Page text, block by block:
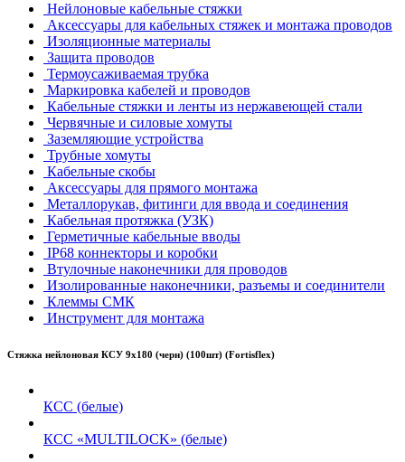
Нейлоновые кабельные стяжки
Аксессуары для кабельных стяжек и монтажа проводов
Изоляционные материалы
Защита проводов
Термоусаживаемая трубка
Маркировка кабелей и проводов
Кабельные стяжки и ленты из нержавеющей стали
Червячные и силовые хомуты
Заземляющие устройства
Трубные хомуты
Кабельные скобы
Аксессуары для прямого монтажа
Металлорукав, фитинги для ввода и соединения
Кабельная протяжка (УЗК)
Герметичные кабельные вводы
IP68 коннекторы и коробки
Втулочные наконечники для проводов
Изолированные наконечники, разъемы и соединители
Клеммы СМК
Инструмент для монтажа
Стяжка нейлоновая КСУ 9х180 (черн) (100шт) (Fortisflex)
КСС (белые)
КСС «MULTILOCK» (белые)